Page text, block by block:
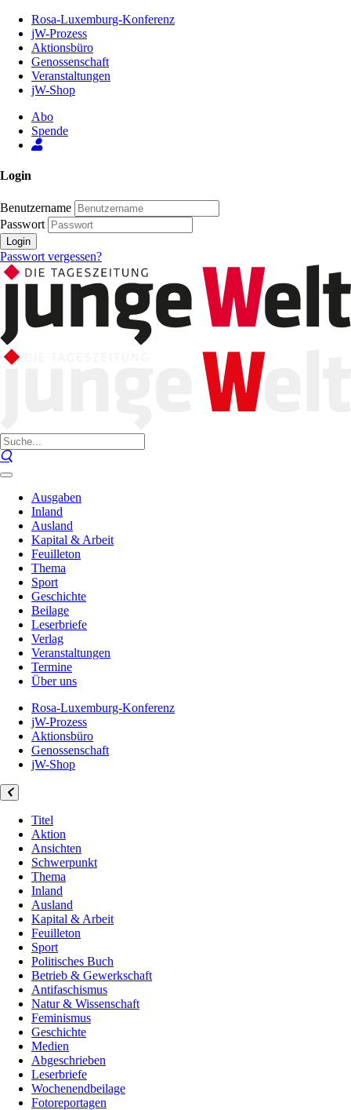
Inhalt
Seite
Rosa-Luxemburg-Konferenz
jW-Prozess
Aktionsbüro
Genossenschaft
Veranstaltungen
jW-Shop
Abo
Spende
Login
Benutzername
Passwort
Login
Passwort vergessen?
Ausgaben
Inland
Ausland
Kapital & Arbeit
Feuilleton
Thema
Sport
Geschichte
Beilage
Leserbriefe
Verlag
Veranstaltungen
Termine
Über uns
Rosa-Luxemburg-Konferenz
jW-Prozess
Aktionsbüro
Genossenschaft
jW-Shop
Titel
Aktion
Ansichten
Schwerpunkt
Thema
Inland
Ausland
Kapital & Arbeit
Feuilleton
Sport
Politisches Buch
Betrieb & Gewerkschaft
Antifaschismus
Natur & Wissenschaft
Feminismus
Geschichte
Medien
Abgeschrieben
Leserbriefe
Wochenendbeilage
Fotoreportagen